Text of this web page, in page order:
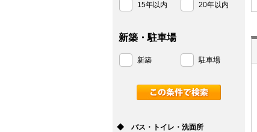
15年以内 20年以内
新築・駐車場
新築 駐車場
◆ バス・トイレ・洗面所